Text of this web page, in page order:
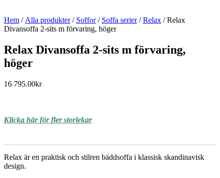
Hem / Alla produkter/ Soffor/ Soffa serier/Relax / Relax
Divansoffa 2-sits m förvaring, höger
Relax Divansoffa 2-sits m förvaring,
höger
16 795.00kr
Klicka här för fler storlekar
Relax är en praktisk och stilren bäddsoffa i klassisk skandinavisk
design.